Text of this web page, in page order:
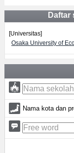
Daftar
[Universitas]
Osaka University of
Nama kota dan